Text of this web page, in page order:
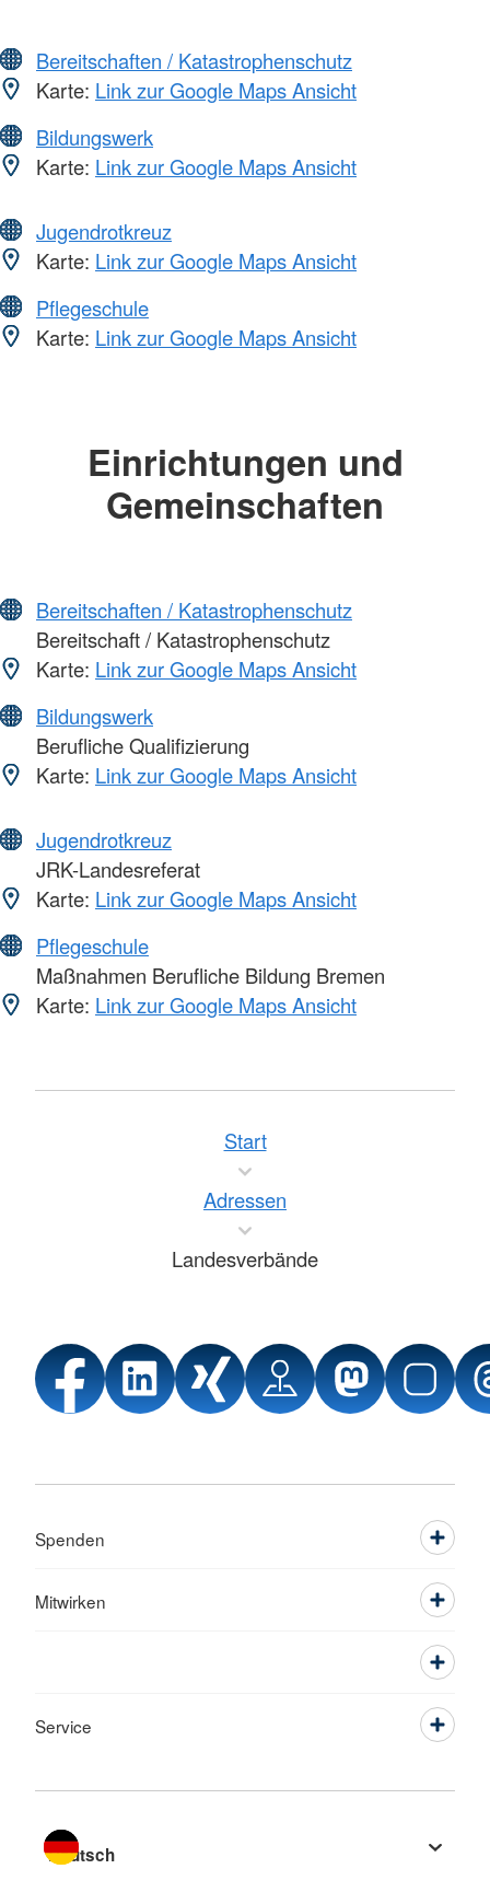
Bereitschaften / Katastrophenschutz
Karte: Link zur Google Maps Ansicht
Bildungswerk
Karte: Link zur Google Maps Ansicht
Jugendrotkreuz
Karte: Link zur Google Maps Ansicht
Pflegeschule
Karte: Link zur Google Maps Ansicht
Einrichtungen und
Gemeinschaften
Bereitschaften / Katastrophenschutz
Bereitschaft / Katastrophenschutz
Karte: Link zur Google Maps Ansicht
Bildungswerk
Berufliche Qualifizierung
Karte: Link zur Google Maps Ansicht
Jugendrotkreuz
JRK-Landesreferat
Karte: Link zur Google Maps Ansicht
Pflegeschule
Maßnahmen Berufliche Bildung Bremen
Karte: Link zur Google Maps Ansicht
Start
Adressen
Landesverbände
Spenden
Mitwirken
Service
Sprache wechseln zu